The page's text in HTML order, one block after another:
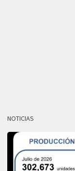
NOTICIAS